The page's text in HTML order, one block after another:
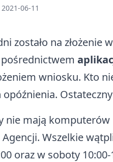
06-11
zostało na
wniosku. Kto
nie mają
Wszelkie
oraz w soboty